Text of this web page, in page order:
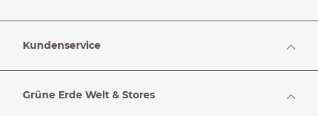
Kundenservice
Grüne Erde Welt & Stores